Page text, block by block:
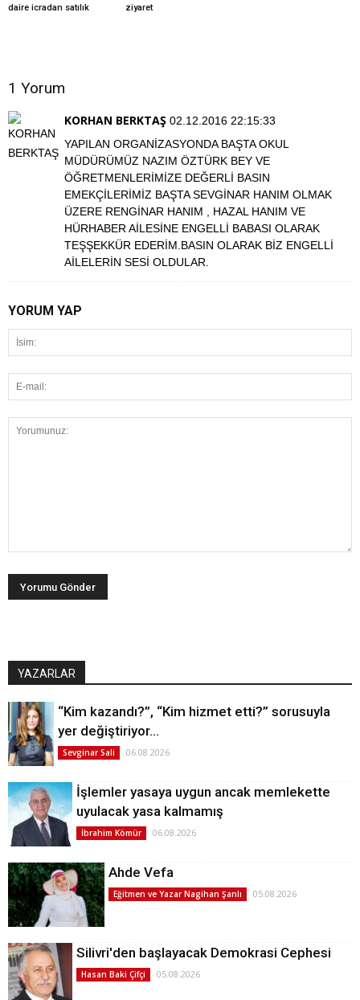
daire icradan satılık
ziyaret
1 Yorum
KORHAN BERKTAŞ 02.12.2016 22:15:33
YAPILAN ORGANİZASYONDA BAŞTA OKUL
MÜDÜRÜMÜZ NAZIM ÖZTÜRK BEY VE
ÖĞRETMENLERİMİZE DEĞERLİ BASIN
EMEKÇİLERİMİZ BAŞTA SEVGİNAR HANIM OLMAK
ÜZERE RENGİNAR HANIM , HAZAL HANIM VE
HÜRHABER AİLESİNE ENGELLİ BABASI OLARAK
TEŞŞEKKÜR EDERİM.BASIN OLARAK BİZ ENGELLİ
AİLELERİN SESİ OLDULAR.
YORUM YAP
YAZARLAR
“Kim kazandı?”, “Kim hizmet etti?” sorusuyla
yer değiştiriyor…
Sevginar Sali 06.08.2026
İşlemler yasaya uygun ancak memlekette
uyulacak yasa kalmamış
İbrahim Kömür 06.08.2026
Ahde Vefa
Eğitmen ve Yazar Nagihan Şanlı 05.08.2026
Silivri'den başlayacak Demokrasi Cephesi
Hasan Baki Çifçi 05.08.2026